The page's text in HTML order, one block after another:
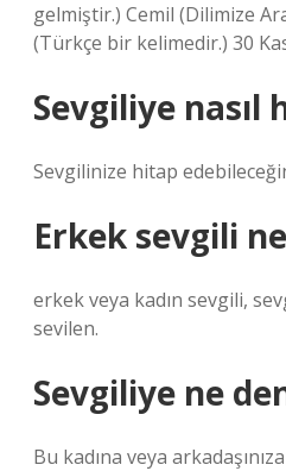
gelmiştir.) Cemil (Dilimize
(Türkçe bir kelimedir.) 30
Sevgiliye nasıl
Sevgilinize hitap
Erkek sevgili
erkek veya kadın sevgili,
sevilen.
Sevgiliye ne
Bu kadına veya